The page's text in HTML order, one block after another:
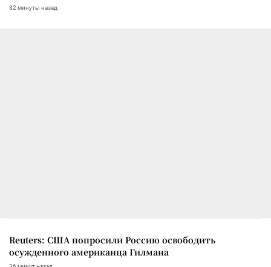
32 минуты назад
Reuters: США попросили Россию освободить
осужденного американца Гилмана